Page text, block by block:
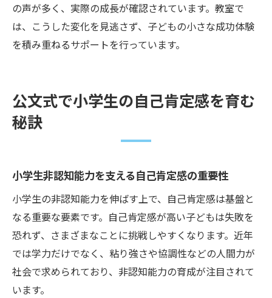
の声が多く、実際の成長が確認されています。教室で
は、こうした変化を見逃さず、子どもの小さな成功体験
を積み重ねるサポートを行っています。
公文式で小学生の自己肯定感を育む
秘訣
小学生非認知能力を支える自己肯定感の重要性
小学生の非認知能力を伸ばす上で、自己肯定感は基盤と
なる重要な要素です。自己肯定感が高い子どもは失敗を
恐れず、さまざまなことに挑戦しやすくなります。近年
では学力だけでなく、粘り強さや協調性などの人間力が
社会で求められており、非認知能力の育成が注目されて
います。